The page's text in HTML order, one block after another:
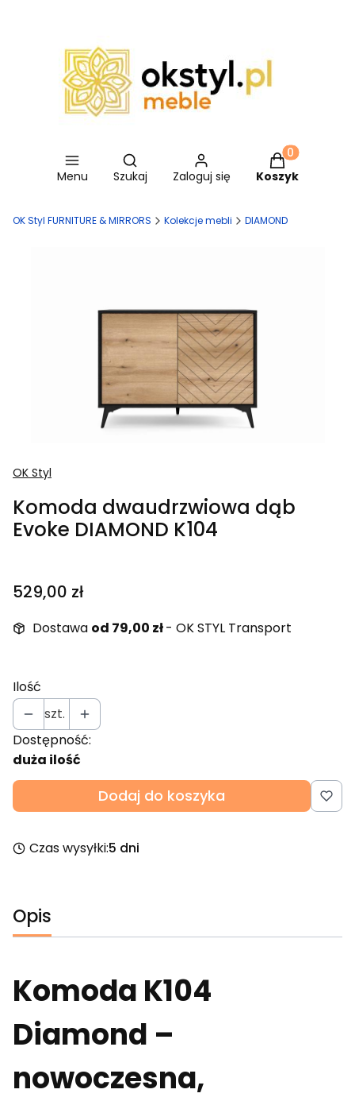
Menu
Otwórz wyszukiwarkę
Szukaj Zaloguj się
Produkty w
Koszyk
OK Styl FURNITURE & MIRRORS Kolekcje mebli DIAMOND
OK Styl
Komoda dwaudrzwiowa dąb
Evoke DIAMOND K104
Cena
529,00 zł
Dostawa od 79,00 zł- OK STYL Transport
Ilość
szt.
Dostępność:
duża ilość
Dodaj do koszyka
Czas wysyłki:5 dni
Opis
Komoda K104
Diamond –
nowoczesna,